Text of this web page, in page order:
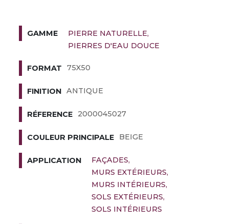
GAMME
PIERRE NATURELLE
PIERRES D'EAU DOUCE
FORMAT 75X50
FINITION ANTIQUE
RÉFERENCE 2000045027
COULEUR PRINCIPALE BEIGE
APPLICATION
FAÇADES
MURS EXTÉRIEURS
MURS INTÉRIEURS
SOLS EXTÉRIEURS
SOLS INTÉRIEURS